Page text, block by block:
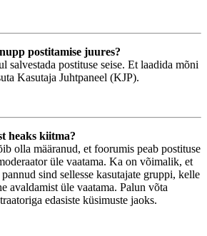
postitamise juures?
salvestada postituse seise. Et laadida mõni
Kasutaja Juhtpaneel (KJP).
heaks kiitma?
olla määranud, et foorumis peab postituse
üle vaatama. Ka on võimalik, et
sind sellesse kasutajate gruppi, kelle
avaldamist üle vaatama. Palun võta
edasiste küsimuste jaoks.